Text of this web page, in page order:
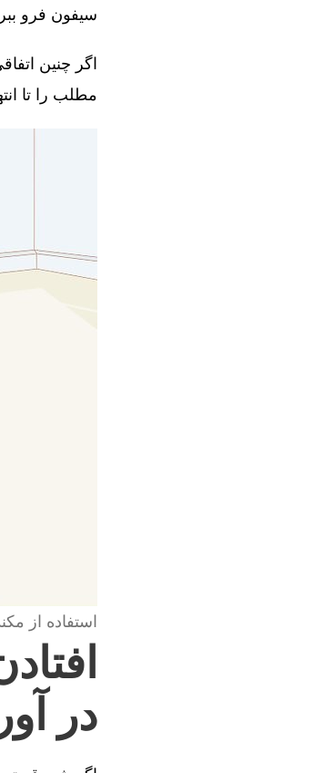
سیفون فرو
اگر چنین
مطلب را تا
استفاده از
در